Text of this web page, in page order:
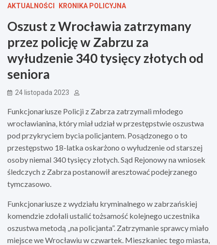
AKTUALNOŚCI KRONIKA POLICYJNA
Oszust z Wrocławia zatrzymany
przez policję w Zabrzu za
wyłudzenie 340 tysięcy złotych od
seniora
24 listopada 2023
Funkcjonariusze Policji z Zabrza zatrzymali młodego
wrocławianina, który miał udział w przestępstwie oszustwa
pod przykryciem bycia policjantem. Posądzonego o to
przestępstwo 18-latka oskarżono o wyłudzenie od starszej
osoby niemal 340 tysięcy złotych. Sąd Rejonowy na wniosek
śledczych z Zabrza postanowił aresztować podejrzanego
tymczasowo.
Funkcjonariusze z wydziału kryminalnego w zabrzańskiej
komendzie zdołali ustalić tożsamość kolejnego uczestnika
oszustwa metodą „na policjanta”. Zatrzymanie sprawcy miało
miejsce we Wrocławiu w czwartek. Mieszkaniec tego miasta,